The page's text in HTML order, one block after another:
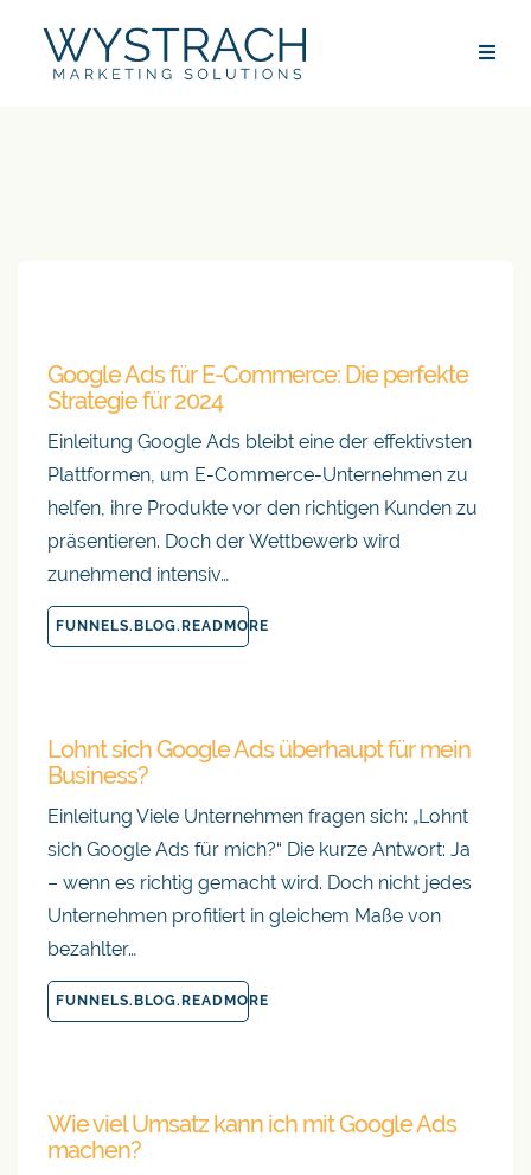
Google Ads für E-Commerce: Die perfekte
Strategie für 2024
Einleitung Google Ads bleibt eine der effektivsten
Plattformen, um E-Commerce-Unternehmen zu
helfen, ihre Produkte vor den richtigen Kunden zu
präsentieren. Doch der Wettbewerb wird
zunehmend intensiv…
FUNNELS.BLOG.READMORE
Lohnt sich Google Ads überhaupt für mein
Business?
Einleitung Viele Unternehmen fragen sich: „Lohnt
sich Google Ads für mich?“ Die kurze Antwort: Ja
– wenn es richtig gemacht wird. Doch nicht jedes
Unternehmen profitiert in gleichem Maße von
bezahlter…
FUNNELS.BLOG.READMORE
Wie viel Umsatz kann ich mit Google Ads
machen?